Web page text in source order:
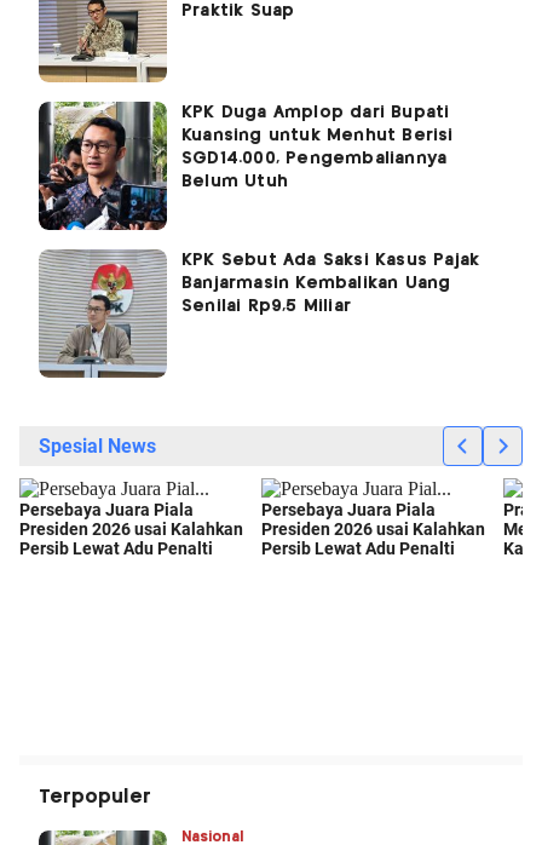
Praktik Suap
KPK Duga Amplop dari Bupati
Kuansing untuk Menhut Berisi
SGD14.000, Pengembaliannya
Belum Utuh
KPK Sebut Ada Saksi Kasus Pajak
Banjarmasin Kembalikan Uang
Senilai Rp9,5 Miliar
Terpopuler
Nasional